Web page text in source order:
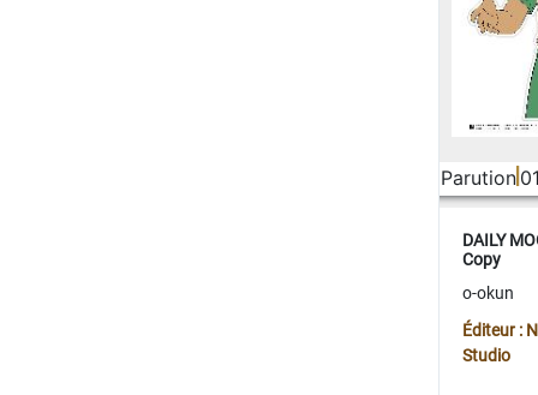
Parution
DAILY
Copy
o-okun
Éditeur :
Studio